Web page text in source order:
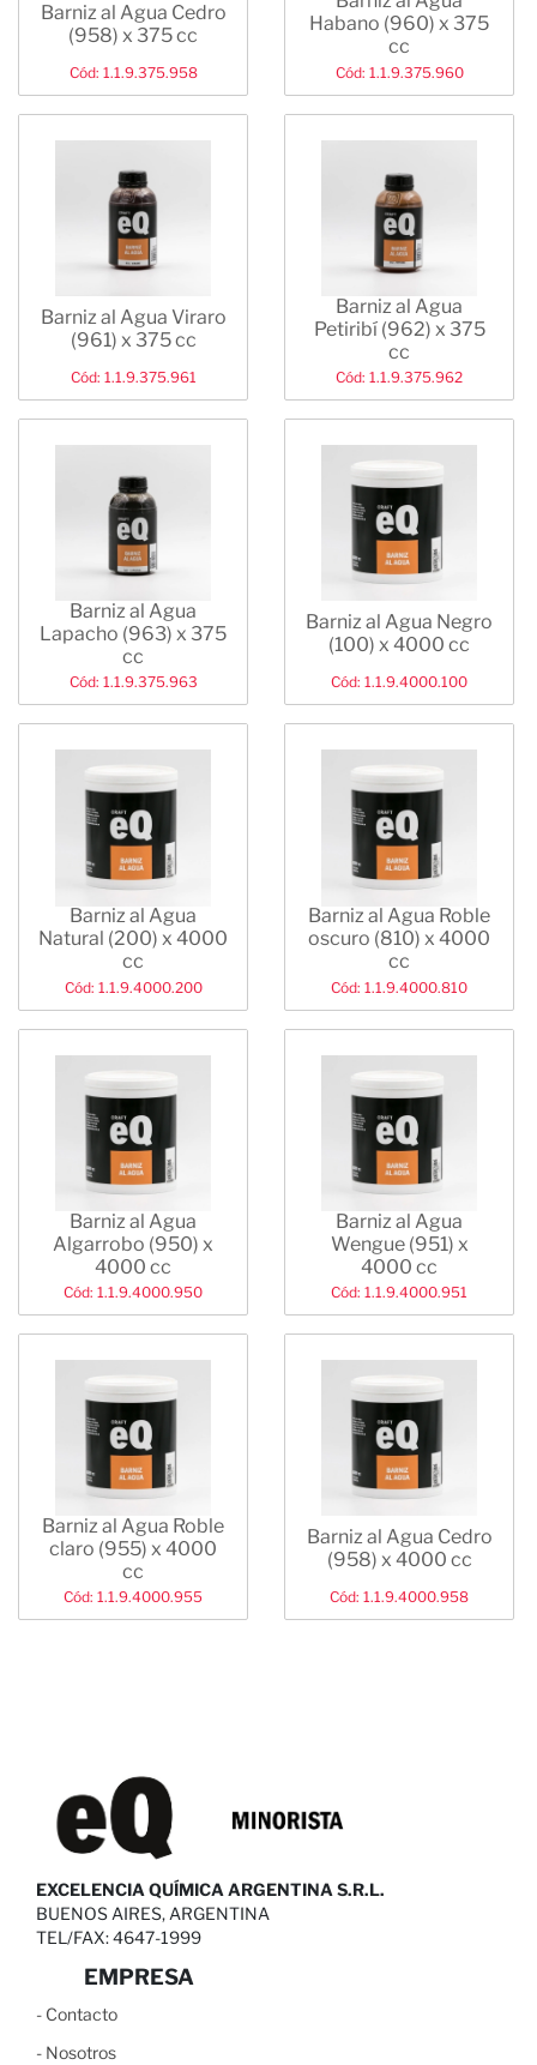
Barniz al Agua Cedro
(958) x 375 cc
Cód: 1.1.9.375.958
Habano (960) x 375
cc
Cód: 1.1.9.375.960
Barniz al Agua Viraro
(961) x 375 cc
Cód: 1.1.9.375.961
Barniz al Agua
Petiribí (962) x 375
cc
Cód: 1.1.9.375.962
Barniz al Agua
Lapacho (963) x 375
cc
Cód: 1.1.9.375.963
Barniz al Agua Negro
(100) x 4000 cc
Cód: 1.1.9.4000.100
Barniz al Agua
Natural (200) x 4000
cc
Cód: 1.1.9.4000.200
Barniz al Agua Roble
oscuro (810) x 4000
cc
Cód: 1.1.9.4000.810
Barniz al Agua
Algarrobo (950) x
4000 cc
Cód: 1.1.9.4000.950
Barniz al Agua
Wengue (951) x
4000 cc
Cód: 1.1.9.4000.951
Barniz al Agua Roble
claro (955) x 4000
cc
Cód: 1.1.9.4000.955
Barniz al Agua Cedro
(958) x 4000 cc
Cód: 1.1.9.4000.958
EXCELENCIA QUÍMICA ARGENTINA S.R.L.
BUENOS AIRES, ARGENTINA
TEL/FAX: 4647-1999
EMPRESA
- Contacto
- Nosotros